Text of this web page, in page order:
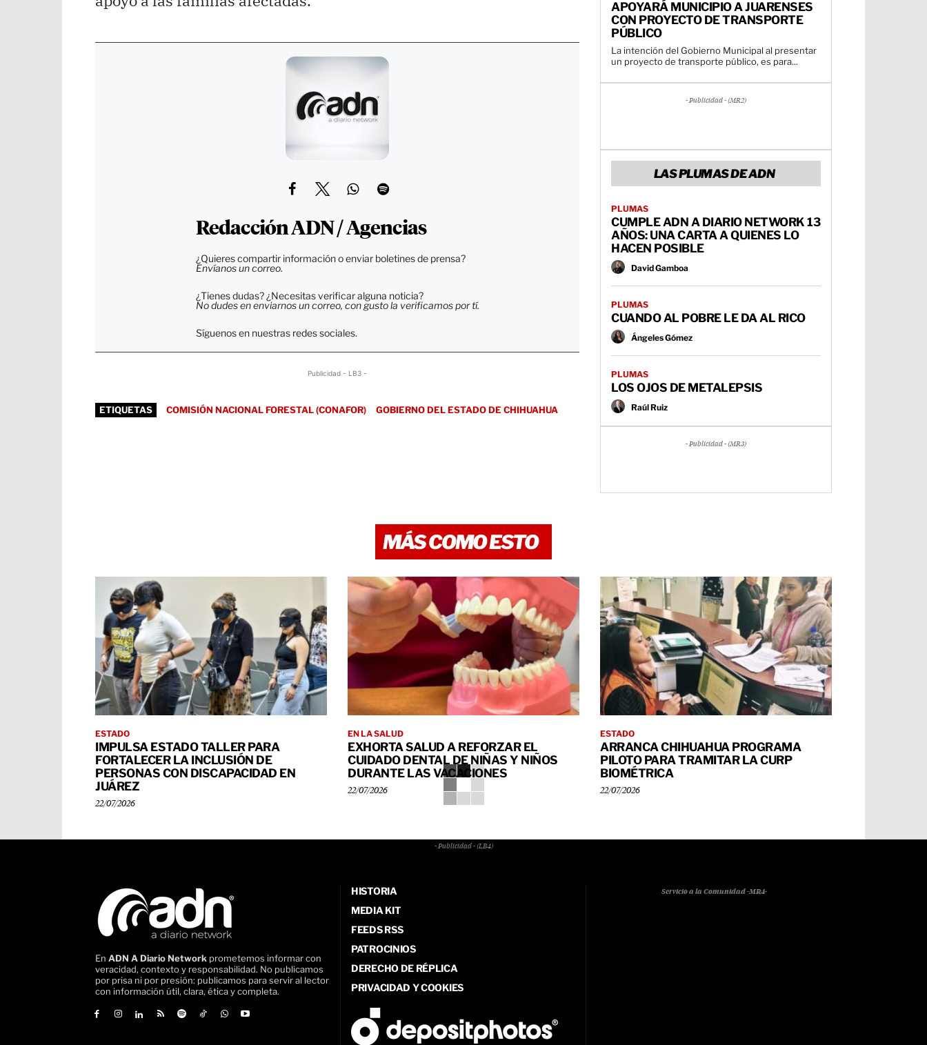
Redacción ADN / Agencias
¿Quieres compartir información o enviar boletines de prensa?
Envíanos un correo.
¿Tienes dudas? ¿Necesitas verificar alguna noticia?
No dudes en enviarnos un correo, con gusto la verificamos por tí.
Síguenos en nuestras redes sociales.
Publicidad - LB3 -
ETIQUETAS COMISIÓN NACIONAL FORESTAL (CONAFOR) GOBIERNO DEL ESTADO DE CHIHUAHUA
APOYARÁ MUNICIPIO A JUARENSES
CON PROYECTO DE TRANSPORTE
PÚBLICO
La intención del Gobierno Municipal al presentar
un proyecto de transporte público, es para...
- Publicidad - (MR2)
LAS PLUMAS DE ADN
PLUMAS
CUMPLE ADN A DIARIO NETWORK 13
AÑOS: UNA CARTA A QUIENES LO
HACEN POSIBLE
David Gamboa
PLUMAS
CUANDO AL POBRE LE DA AL RICO
Ángeles Gómez
PLUMAS
LOS OJOS DE METALEPSIS
Raúl Ruiz
- Publicidad - (MR3)
MÁS COMO ESTO
ESTADO
IMPULSA ESTADO TALLER PARA
FORTALECER LA INCLUSIÓN DE
PERSONAS CON DISCAPACIDAD EN
JUÁREZ
22/07/2026
EN LA SALUD
EXHORTA SALUD A REFORZAR EL
CUIDADO DENTAL DE NIÑAS Y NIÑOS
DURANTE LAS VACACIONES
22/07/2026
ESTADO
ARRANCA CHIHUAHUA PROGRAMA
PILOTO PARA TRAMITAR LA CURP
BIOMÉTRICA
22/07/2026
- Publicidad - (LB4)
En ADN A Diario Network prometemos informar con
veracidad, contexto y responsabilidad. No publicamos
por prisa ni por presión: publicamos para servir al lector
con información útil, clara, ética y completa.
HISTORIA
MEDIA KIT
FEEDS RSS
PATROCINIOS
DERECHO DE RÉPLICA
PRIVACIDAD Y COOKIES
Servicio a la Comunidad -MR4-